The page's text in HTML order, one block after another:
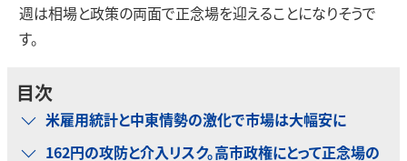
週は相場と政策の両面で正念場を迎えることになりそうで
す。
目次
米雇用統計と中東情勢の激化で市場は大幅安に
162円の攻防と介入リスク。高市政権にとって正念場の